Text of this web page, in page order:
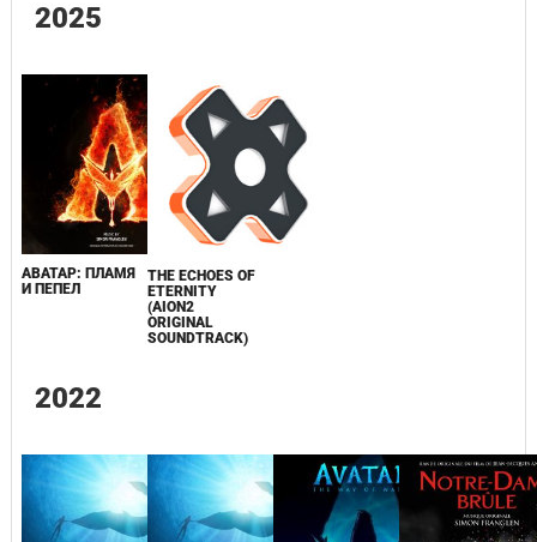
2025
АВАТАР: ПЛАМЯ
И ПЕПЕЛ
THE ECHOES OF
ETERNITY
(AION2
ORIGINAL
SOUNDTRACK)
2022